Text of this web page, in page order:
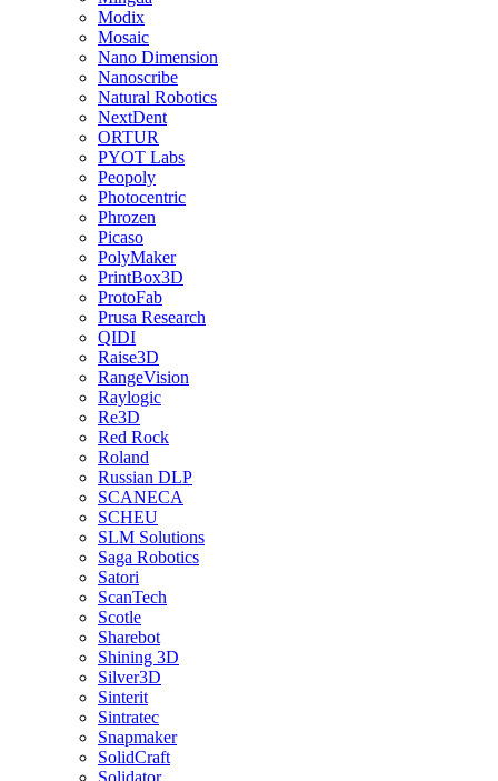
Modix
Mosaic
Nano Dimension
Nanoscribe
Natural Robotics
NextDent
ORTUR
PYOT Labs
Peopoly
Photocentric
Phrozen
Picaso
PolyMaker
PrintBox3D
ProtoFab
Prusa Research
QIDI
Raise3D
RangeVision
Raylogic
Re3D
Red Rock
Roland
Russian DLP
SCANECA
SCHEU
SLM Solutions
Saga Robotics
Satori
ScanTech
Scotle
Sharebot
Shining 3D
Silver3D
Sinterit
Sintratec
Snapmaker
SolidCraft
Solidator